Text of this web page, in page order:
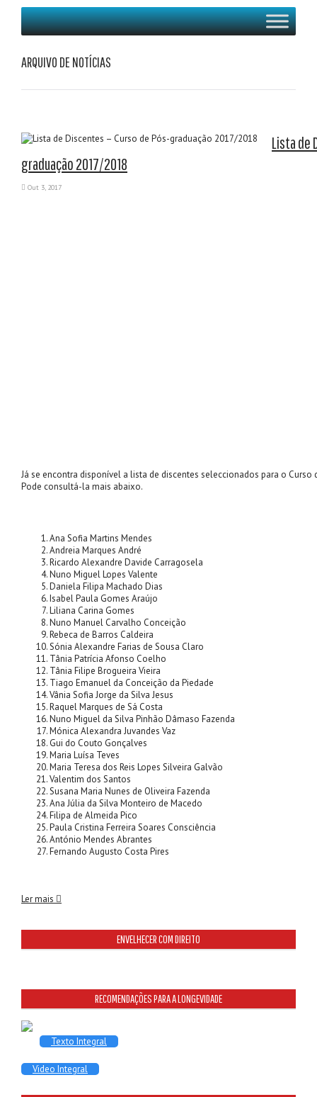
ARQUIVO DE NOTÍCIAS
Lista de
graduação 2017/2018
Out 3, 2017
Já se encontra disponível a lista de discentes seleccionados para o Curso
Pode consultá-la mais abaixo.
Ana Sofia Martins Mendes
Andreia Marques André
Ricardo Alexandre Davide Carragosela
Nuno Miguel Lopes Valente
Daniela Filipa Machado Dias
Isabel Paula Gomes Araújo
Liliana Carina Gomes
Nuno Manuel Carvalho Conceição
Rebeca de Barros Caldeira
Sónia Alexandre Farias de Sousa Claro
Tânia Patrícia Afonso Coelho
Tânia Filipe Brogueira Vieira
Tiago Emanuel da Conceição da Piedade
Vânia Sofia Jorge da Silva Jesus
Raquel Marques de Sá Costa
Nuno Miguel da Silva Pinhão Dâmaso Fazenda
Mónica Alexandra Juvandes Vaz
Gui do Couto Gonçalves
Maria Luísa Teves
Maria Teresa dos Reis Lopes Silveira Galvão
Valentim dos Santos
Susana Maria Nunes de Oliveira Fazenda
Ana Júlia da Silva Monteiro de Macedo
Filipa de Almeida Pico
Paula Cristina Ferreira Soares Consciência
António Mendes Abrantes
Fernando Augusto Costa Pires
Ler mais
ENVELHECER COM DIREITO
RECOMENDAÇÕES PARA A LONGEVIDADE
Texto Integral
Video Integral